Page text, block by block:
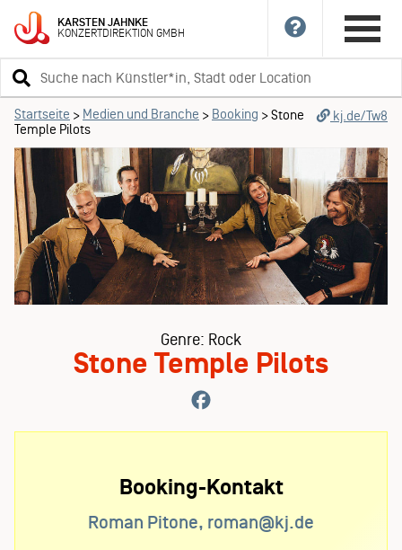
KARSTENJAHNKE
KONZERTDIREKTIONGMBH
Suchbegriff
eingeben
Startseite > Medien und Branche > Booking >Stone
Temple Pilots
kj.de/Tw8
Genre: Rock
Stone Temple Pilots
Booking-Kontakt
Roman Pitone, roman@kj.de